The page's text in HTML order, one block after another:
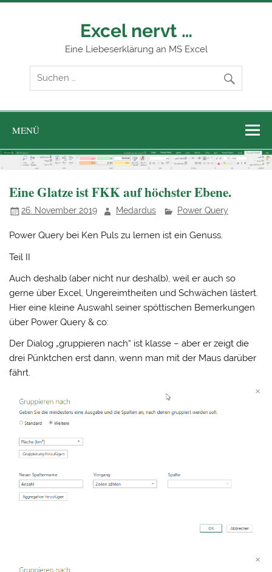
Zum
Excel nervt …
Eine Liebeserklärung an MS Excel
MENÜ
Eine Glatze ist FKK auf höchster Ebene.
26. November 2019 Medardus Power Query
Power Query bei Ken Puls zu lernen ist ein Genuss.
Teil II
Auch deshalb (aber nicht nur deshalb), weil er auch so
gerne über Excel, Ungereimtheiten und Schwächen lästert.
Hier eine kleine Auswahl seiner spöttischen Bemerkungen
über Power Query & co:
Der Dialog „gruppieren nach“ ist klasse – aber er zeigt die
drei Pünktchen erst dann, wenn man mit der Maus darüber
fährt.